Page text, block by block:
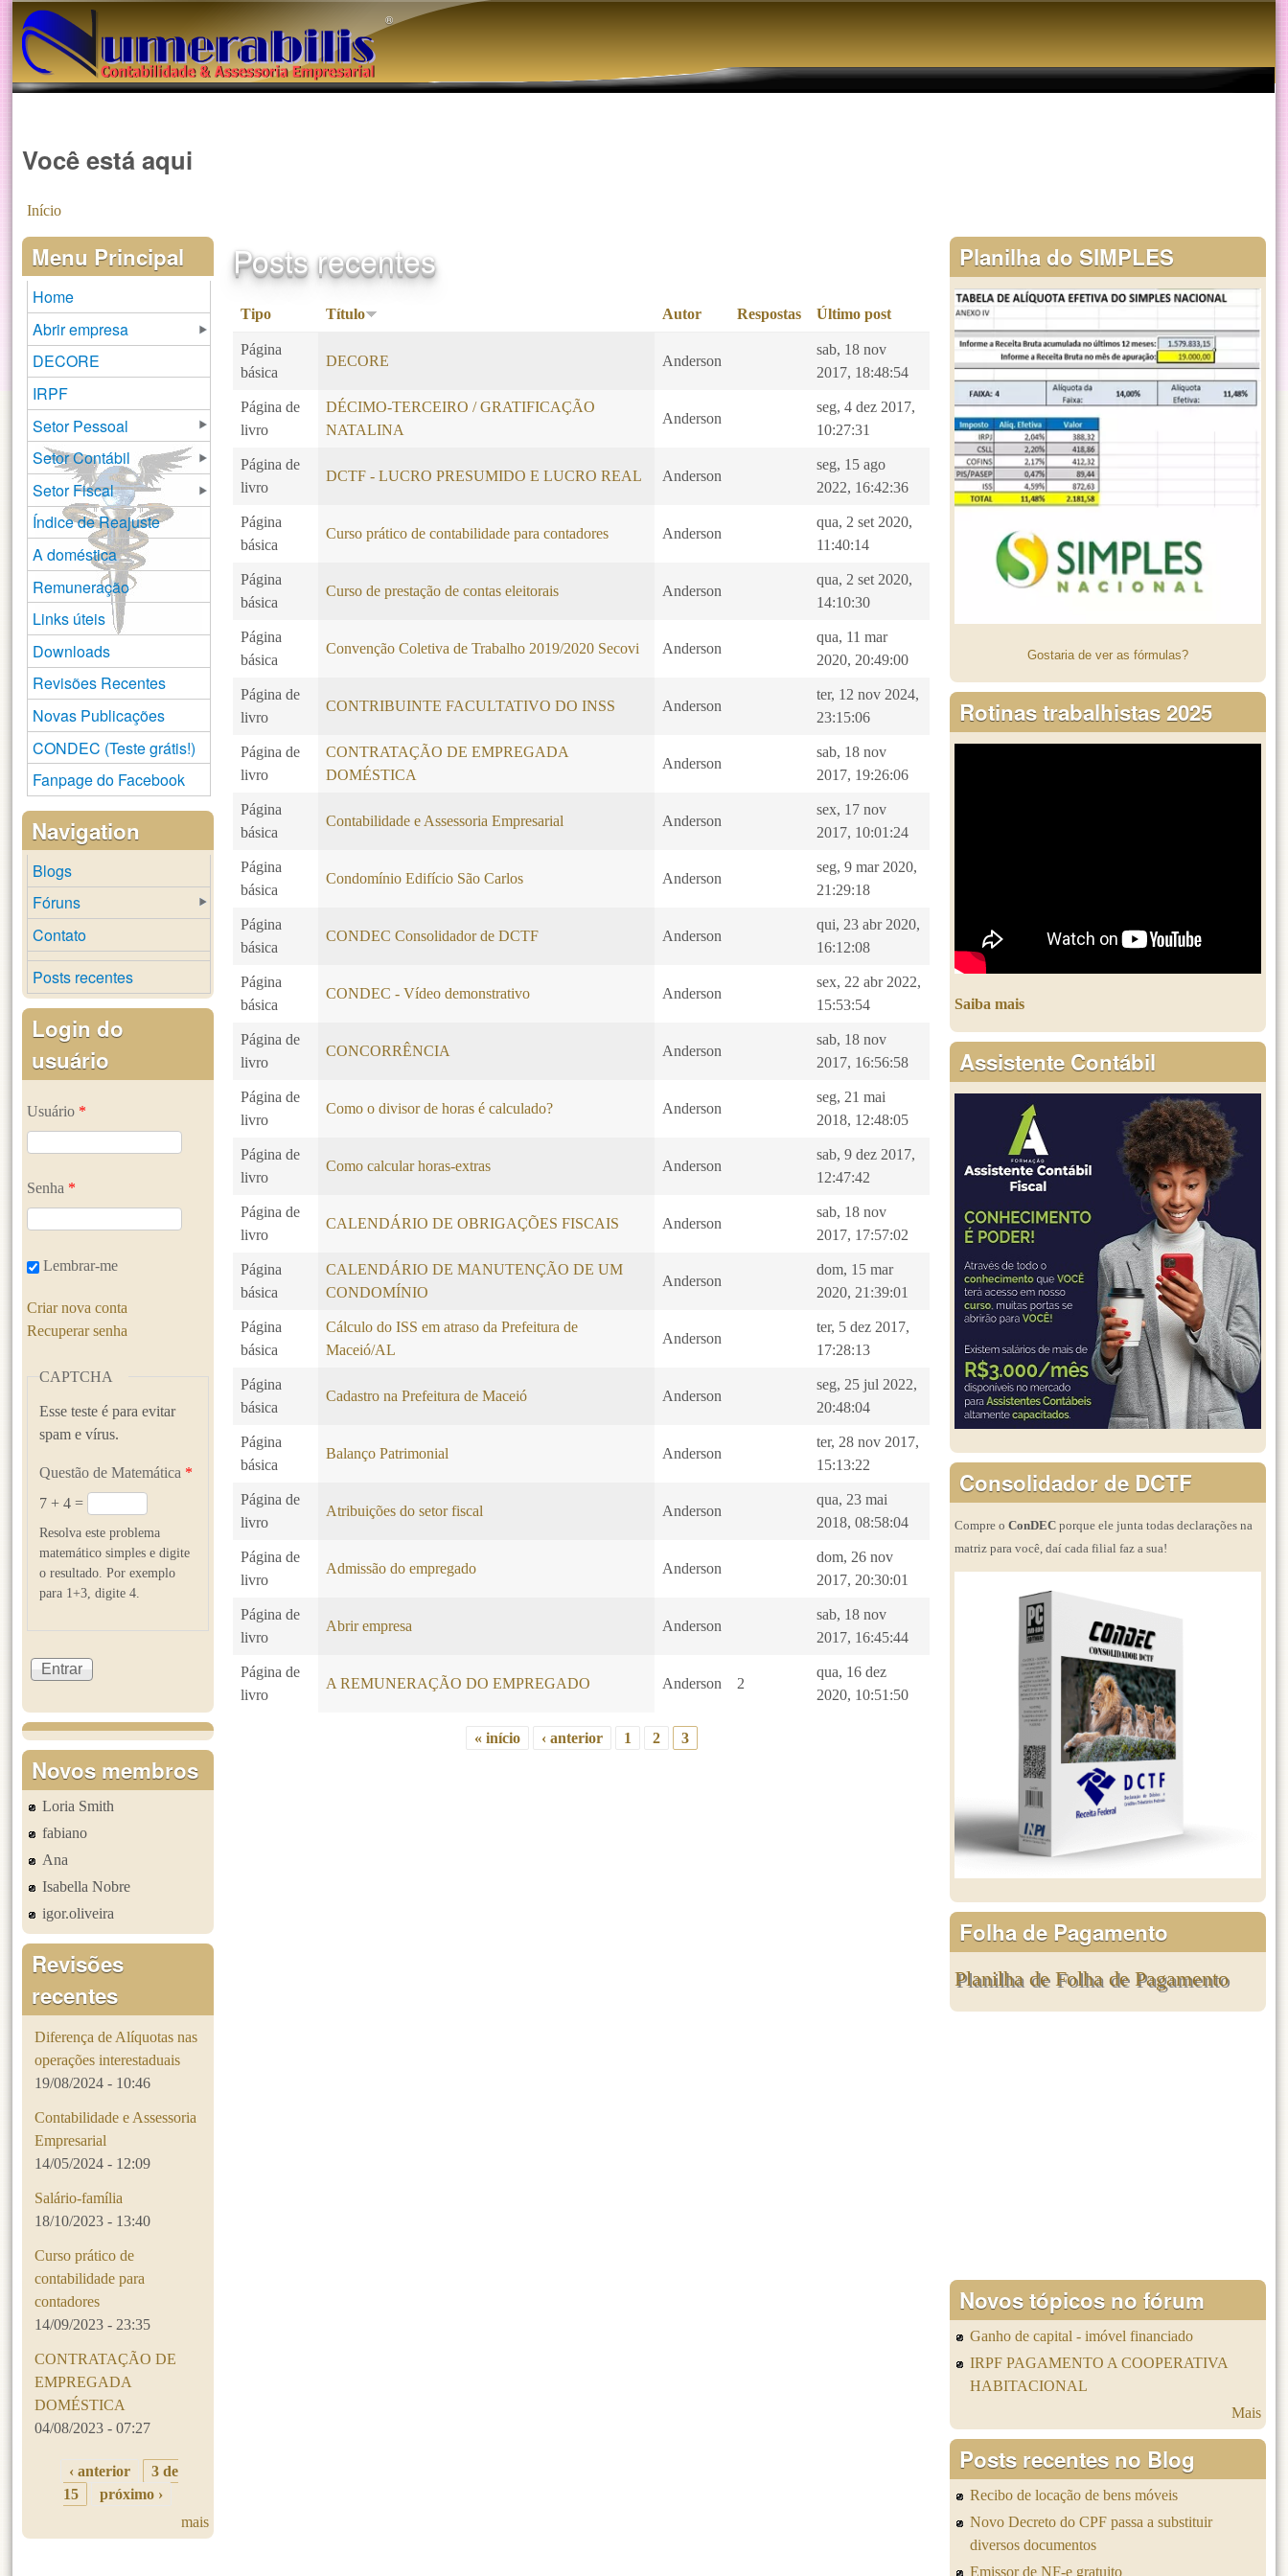
®️
Você está aqui
Início
Posts recentes
Tipo Título Autor Respostas Último post
Página
básica
DECORE Anderson
sab, 18 nov
2017, 18:48:54
Página de
livro
DÉCIMO-TERCEIRO / GRATIFICAÇÃO
NATALINA
Anderson
seg, 4 dez 2017,
10:27:31
Página de
livro
DCTF - LUCRO PRESUMIDO E LUCRO REAL Anderson
seg, 15 ago
2022, 16:42:36
Página
básica
Curso prático de contabilidade para contadores Anderson
qua, 2 set 2020,
11:40:14
Página
básica
Curso de prestação de contas eleitorais Anderson
qua, 2 set 2020,
14:10:30
Página
básica
Convenção Coletiva de Trabalho 2019/2020 Secovi Anderson
qua, 11 mar
2020, 20:49:00
Página de
livro
CONTRIBUINTE FACULTATIVO DO INSS Anderson
ter, 12 nov 2024,
23:15:06
Página de
livro
CONTRATAÇÃO DE EMPREGADA
DOMÉSTICA
Anderson
sab, 18 nov
2017, 19:26:06
Página
básica
Contabilidade e Assessoria Empresarial Anderson
sex, 17 nov
2017, 10:01:24
Página
básica
Condomínio Edifício São Carlos Anderson
seg, 9 mar 2020,
21:29:18
Página
básica
CONDEC Consolidador de DCTF Anderson
qui, 23 abr 2020,
16:12:08
Página
básica
CONDEC - Vídeo demonstrativo Anderson
sex, 22 abr 2022,
15:53:54
Página de
livro
CONCORRÊNCIA Anderson
sab, 18 nov
2017, 16:56:58
Página de
livro
Como o divisor de horas é calculado? Anderson
seg, 21 mai
2018, 12:48:05
Página de
livro
Como calcular horas-extras Anderson
sab, 9 dez 2017,
12:47:42
Página de
livro
CALENDÁRIO DE OBRIGAÇÕES FISCAIS Anderson
sab, 18 nov
2017, 17:57:02
Página
básica
CALENDÁRIO DE MANUTENÇÃO DE UM
CONDOMÍNIO
Anderson
dom, 15 mar
2020, 21:39:01
Página
básica
Cálculo do ISS em atraso da Prefeitura de
Maceió/AL
Anderson
ter, 5 dez 2017,
17:28:13
Página
básica
Cadastro na Prefeitura de Maceió Anderson
seg, 25 jul 2022,
20:48:04
Página
básica
Balanço Patrimonial Anderson
ter, 28 nov 2017,
15:13:22
Página de
livro
Atribuições do setor fiscal Anderson
qua, 23 mai
2018, 08:58:04
Página de
livro
Admissão do empregado Anderson
dom, 26 nov
2017, 20:30:01
Página de
livro
Abrir empresa Anderson
sab, 18 nov
2017, 16:45:44
Página de
livro
A REMUNERAÇÃO DO EMPREGADO Anderson 2
qua, 16 dez
2020, 10:51:50
« início ‹ anterior 1 2 3
Menu Principal
Home
Abrir empresa
DECORE
IRPF
Setor Pessoal
Setor Contábil
Setor Fiscal
Índice de Reajuste
A doméstica
Remuneração
Links úteis
Downloads
Revisões Recentes
Novas Publicações
CONDEC (Teste grátis!)
Fanpage do Facebook
Navigation
Blogs
Fóruns
Contato
Posts recentes
Login do
usuário
Usuário *
Senha *
Lembrar-me
Criar nova conta
Recuperar senha
CAPTCHA
Esse teste é para evitar
spam e vírus.
Questão de Matemática *
7 + 4 =
Resolva este problema
matemático simples e digite
o resultado. Por exemplo
para 1+3, digite 4.
Novos membros
Loria Smith
fabiano
Ana
Isabella Nobre
igor.oliveira
Revisões
recentes
Diferença de Alíquotas nas
operações interestaduais
19/08/2024 - 10:46
Contabilidade e Assessoria
Empresarial
14/05/2024 - 12:09
Salário-família
18/10/2023 - 13:40
Curso prático de
contabilidade para
contadores
14/09/2023 - 23:35
CONTRATAÇÃO DE
EMPREGADA
DOMÉSTICA
04/08/2023 - 07:27
‹ anterior
3 de
15
próximo ›
mais
Planilha do SIMPLES
Gostaria de ver as fórmulas?
Rotinas trabalhistas 2025
Saiba mais
Assistente Contábil
Consolidador de DCTF
Compre o ConDEC porque ele junta todas declarações na
matriz para você, daí cada filial faz a sua!
Folha de Pagamento
Planilha de Folha de Pagamento
Novos tópicos no fórum
Ganho de capital - imóvel financiado
IRPF PAGAMENTO A COOPERATIVA
HABITACIONAL
Mais
Posts recentes no Blog
Recibo de locação de bens móveis
Novo Decreto do CPF passa a substituir
diversos documentos
Emissor de NF-e gratuito